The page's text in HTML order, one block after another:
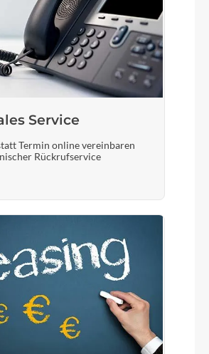
Service
Termin online vereinbaren
Rückrufservice